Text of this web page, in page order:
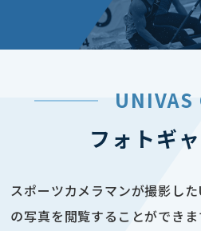
UNIVAS
フォトギ
スポーツカメラマンが撮影し
の写真を閲覧することができ